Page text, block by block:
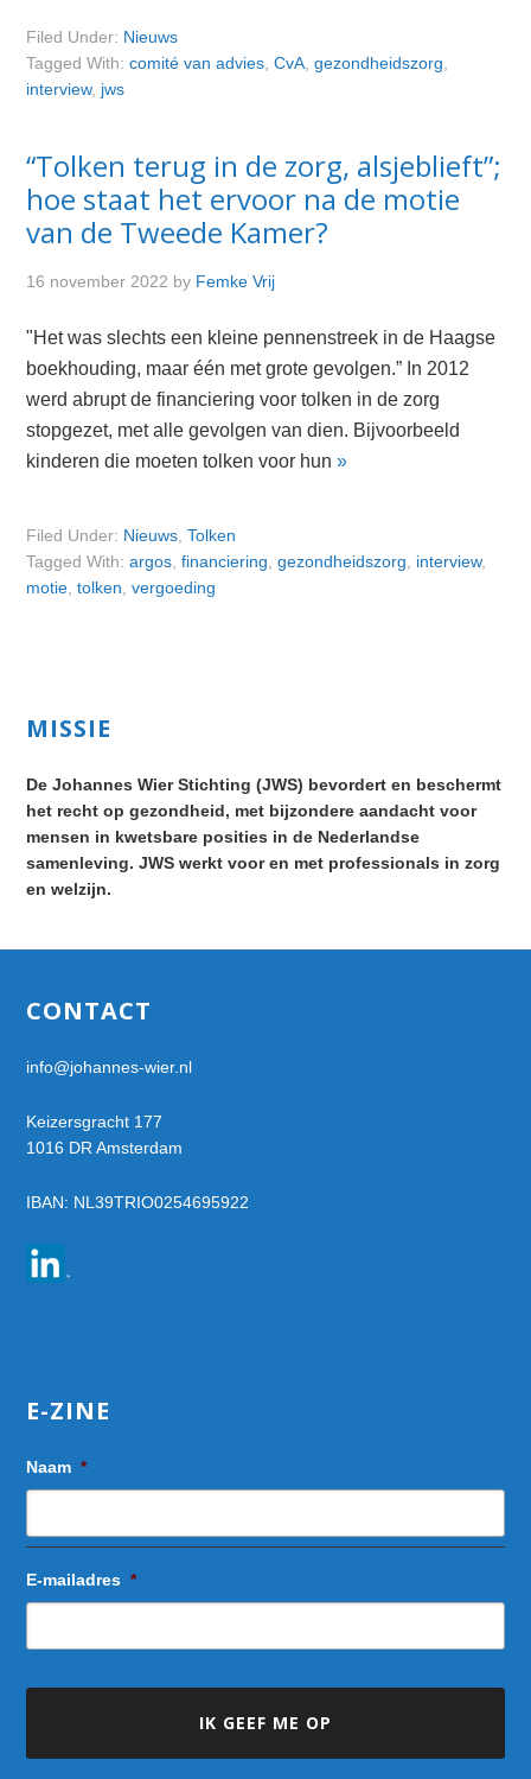
Filed Under: Nieuws
Tagged With:comité van advies ,CvA ,gezondheidszorg
interview, jws
“Tolken terug in de zorg, alsjeblieft”;
hoe staat het ervoor na de motie
van de Tweede Kamer?
16 november 2022 by Femke Vrij
"Het was slechts een kleine pennenstreek in de Haagse
boekhouding, maar één met grote gevolgen.” In 2012
werd abrupt de financiering voor tolken in de zorg
stopgezet, met alle gevolgen van dien. Bijvoorbeeld
kinderen die moeten tolken voor hun»
Filed Under: Nieuws ,Tolken
Tagged With:argos ,financiering ,gezondheidszorg interview,
motie ,tolken ,vergoeding
Primary
MISSIE
De Johannes Wier Stichting (JWS) bevordert en beschermt
het recht op gezondheid, met bijzondere aandacht voor
mensen in kwetsbare posities in de Nederlandse
samenleving. JWS werkt voor en met professionals in zorg
en welzijn.
Footer
CONTACT
info@johannes-wier.nl
Keizersgracht 177
1016 DR Amsterdam
IBAN: NL39TRIO0254695922
E-ZINE
Naam *
E-mailadres *